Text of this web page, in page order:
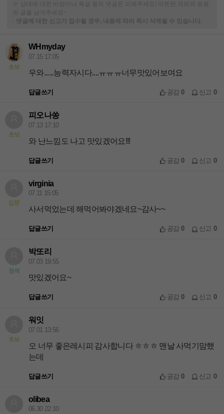
※ 상대에 대한 비방이나 욕설 등의 댓글은 피해주세요! 따뜻한 격려와 응원
-
댓글에 대한 신고가 접수될 경우, 내용에 따라 즉시 삭제될 수 있습니다.
초보
WHmyday
07.15 17:05
우와......능력자시다....ㅠㅠㅠ너무맛있어보여요
답글쓰기 공감0 신고 0
초보
피오나쏭
07.13 17:10
와 난느낌도 나고 맛있겠어요!!!
답글쓰기 공감0 신고 0
입문
virginia
07.11 15:05
사서먹었는데 해먹어봐야겠네요~감사~~
답글쓰기 공감0 신고 0
정석
박또리
07.03 19:55
맛있겠어요~
답글쓰기 공감0 신고 0
초보
워잇
07.01 13:56
오 너무 좋은레시피 감사합니다 ㅎㅎㅎ 맨날 사먹기맘했
는데
답글쓰기 공감0 신고 0
olibea
06.30 22:10